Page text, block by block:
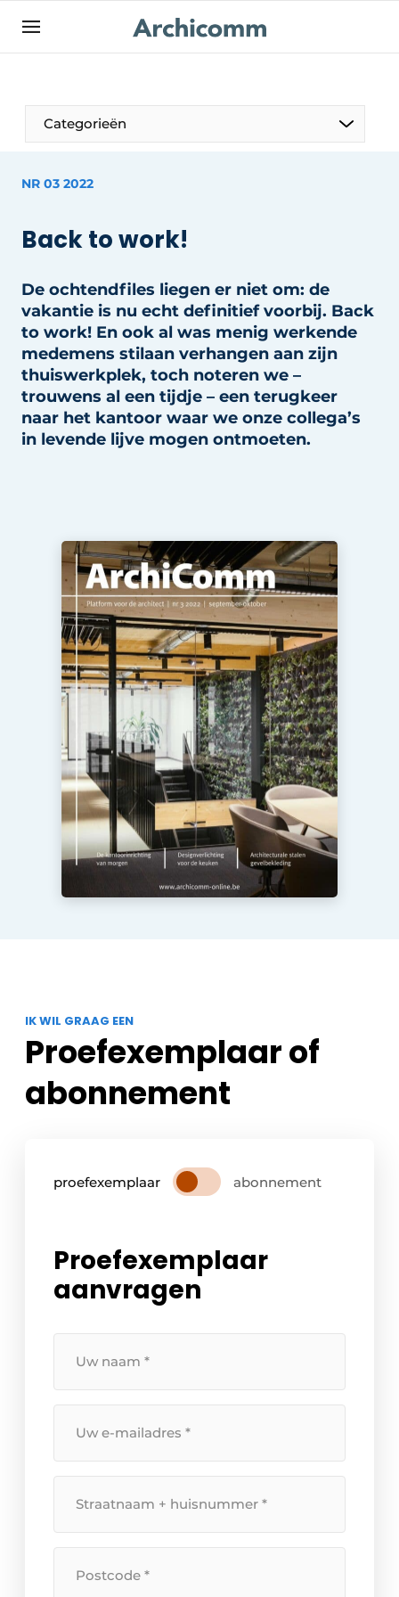
NL be-FR
Categorieën
NR 03 2022
Back to work!
De ochtendfiles liegen er niet om: de
vakantie is nu echt definitief voorbij. Back
to work! En ook al was menig werkende
medemens stilaan verhangen aan zijn
thuiswerkplek, toch noteren we –
trouwens al een tijdje – een terugkeer
naar het kantoor waar we onze collega’s
in levende lijve mogen ontmoeten.
IK WIL GRAAG EEN
Proefexemplaar of
abonnement
proefexemplaar abonnement
Proefexemplaar
aanvragen
naam*
mailadres*
huisnummer*